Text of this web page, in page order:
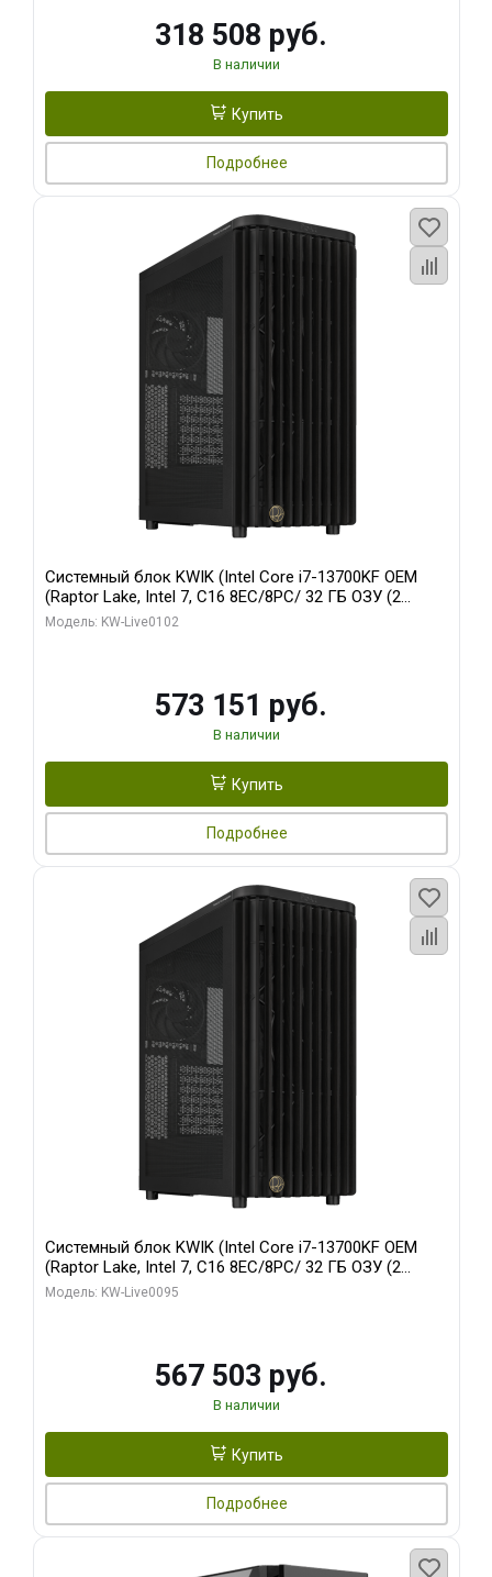
318 508 руб.
В наличии
Купить
Подробнее
Системный блок KWIK (Intel Core i7-13700KF OEM
(Raptor Lake, Intel 7, C16 8EC/8PC/ 32 ГБ ОЗУ (2
модуля)/ Afox RTX4090 24GB GDDR6X 384-Bit 3xDP
Модель: KW-Live0102
573 151 руб.
В наличии
Купить
Подробнее
Системный блок KWIK (Intel Core i7-13700KF OEM
(Raptor Lake, Intel 7, C16 8EC/8PC/ 32 ГБ ОЗУ (2
модуля)/ Afox RTX4090 24GB GDDR6X 384-Bit 3xDP
Модель: KW-Live0095
567 503 руб.
В наличии
Купить
Подробнее